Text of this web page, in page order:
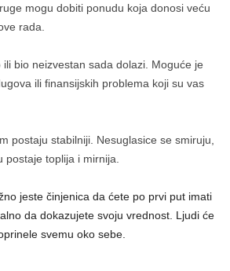
mogu dobiti ponudu koja donosi veću
rada.
ili bio neizvestan sada dolazi. Moguće je
ili finansijskih problema koji su vas
postaju stabilniji. Nesuglasice se smiruju,
toplija i mirnija.
jeste činjenica da ćete po prvi put imati
da dokazujete svoju vrednost. Ljudi će
svemu oko sebe.